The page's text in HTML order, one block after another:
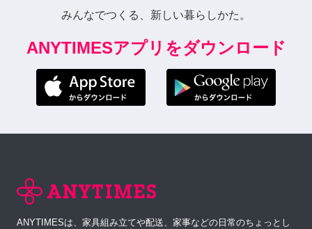
みんなでつくる、新しい暮らしかた。
ANYTIMESアプリをダウンロード
ANYTIMESは、家具組み立てや配送、家事などの日常のちょっとし